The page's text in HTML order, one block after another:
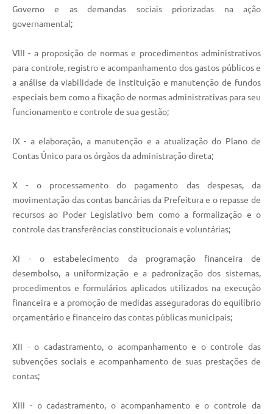
Governo e as demandas sociais priorizadas na ação
governamental;
VIII - a proposição de normas e procedimentos administrativos
para controle, registro e acompanhamento dos gastos públicos e
a análise da viabilidade de instituição e manutenção de fundos
especiais bem como a fixação de normas administrativas para seu
funcionamento e controle de sua gestão;
IX - a elaboração, a manutenção e a atualização do Plano de
Contas Único para os órgãos da administração direta;
X - o processamento do pagamento das despesas, da
movimentação das contas bancárias da Prefeitura e o repasse de
recursos ao Poder Legislativo bem como a formalização e o
controle das transferências constitucionais e voluntárias;
XI - o estabelecimento da programação financeira de
desembolso, a uniformização e a padronização dos sistemas,
procedimentos e formulários aplicados utilizados na execução
financeira e a promoção de medidas asseguradoras do equilíbrio
orçamentário e financeiro das contas públicas municipais;
XII - o cadastramento, o acompanhamento e o controle das
subvenções sociais e acompanhamento de suas prestações de
contas;
XIII - o cadastramento, o acompanhamento e o controle da